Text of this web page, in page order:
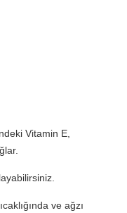
Vitamin E,
ve ağzı